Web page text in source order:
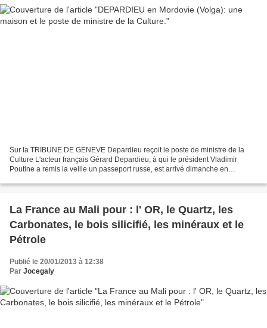
Sur la TRIBUNE DE GENEVE Depardieu reçoit le poste de ministre de la
Culture L'acteur français Gérard Depardieu, à qui le président Vladimir
Poutine a remis la veille un passeport russe, est arrivé dimanche en
La France au Mali pour : l' OR, le Quartz, les
Carbonates, le bois silicifié, les minéraux et le
Pétrole
Publié le 20/01/2013 à 12:38
Par Jocegaly